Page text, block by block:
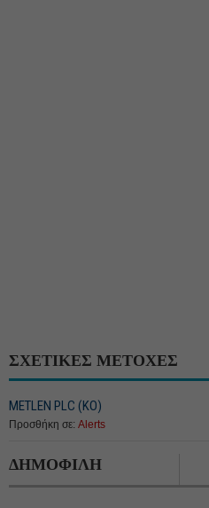
ΣΧΕΤΙΚΕΣ ΜΕΤΟΧΕΣ
METLEN PLC (ΚΟ)
Προσθήκη σε: Alerts
ΔΗΜΟΦΙΛΗ